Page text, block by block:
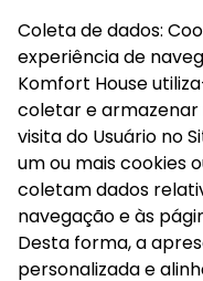
Coleta de dados:
experiência de
Komfort House
coletar e
visita do Usuário no
um ou mais cookies
coletam dados
navegação e às
Desta forma, a
personalizada e